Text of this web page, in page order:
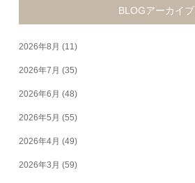
BLOGアーカイブ
2026年8月 (11)
2026年7月 (35)
2026年6月 (48)
2026年5月 (55)
2026年4月 (49)
2026年3月 (59)